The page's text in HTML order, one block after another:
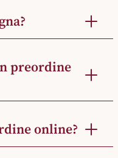
preordine
online?